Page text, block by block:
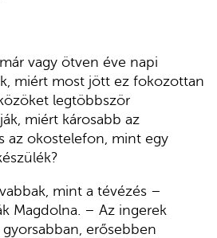
vagy ötven éve napi
miért most jött ez fokozottan
legtöbbször
miért károsabb az
az okostelefon, mint egy
mint a tévézés –
Magdolna. – Az ingerek
erősebben